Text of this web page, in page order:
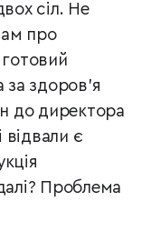
сіл. Не
про
готовий
за здоров'я
до директора
відвали є
Проблема